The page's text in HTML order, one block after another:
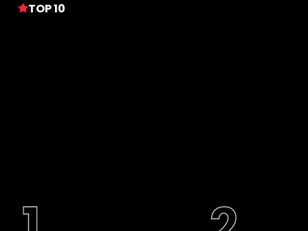
TOP 10